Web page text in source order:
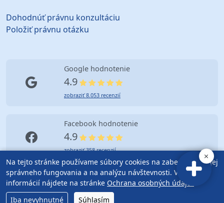
Dohodnúť právnu konzultáciu
Položiť právnu otázku
Google hodnotenie
4.9
zobraziť 8.053 recenzií
Facebook hodnotenie
4.9
zobraziť 358 recenzií
© Copyright (2010-2026) Advokátska kancelária Bratislava |
Ficek & Partners
| Mapa Stránok |
Na tejto stránke používame súbory cookies na zabezpečenie jej
správneho fungovania a na analýzu návštevnosti. Viac
informácií nájdete na stránke Ochrana osobných údajov
Iba nevyhnutné
Súhlasím